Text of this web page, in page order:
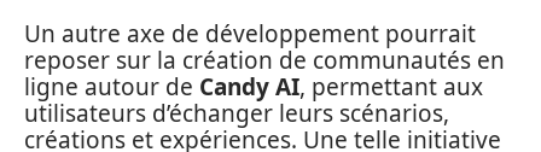
Un autre axe de développement pourrait
reposer sur la création de communautés en
ligne autour de Candy AI, permettant aux
utilisateurs d’échanger leurs scénarios,
créations et expériences. Une telle initiative